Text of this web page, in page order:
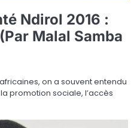
Ndirol 2016 :
Malal Samba
on a souvent entendu
promotion sociale, l’accès